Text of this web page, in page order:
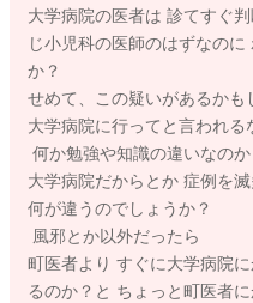
大学病院の医者は 診てすぐ
じ小児科の医師のはずなの
か？
せめて、この疑いがあるかも
大学病院に行ってと言われる
何か勉強や知識の違いなのか
大学病院だからとか 症例を
何が違うのでしょうか？
風邪とか以外だったら
町医者より すぐに大学病院
るのか？と ちょっと町医者